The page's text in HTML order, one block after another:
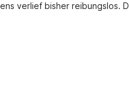
verlief bisher reibungslos.